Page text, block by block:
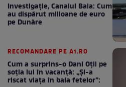
Investigație, Canalul Bala: Cum
au dispărut milioane de euro
pe Dunăre
RECOMANDARE PE A1.RO
Cum a surprins-o Dani Oțil pe
soția lui în vacanță: „Și-a
riscat viața în baia fetelor”: